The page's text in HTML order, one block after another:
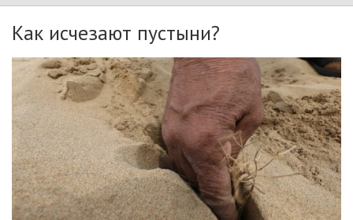
Как исчезают пустыни?